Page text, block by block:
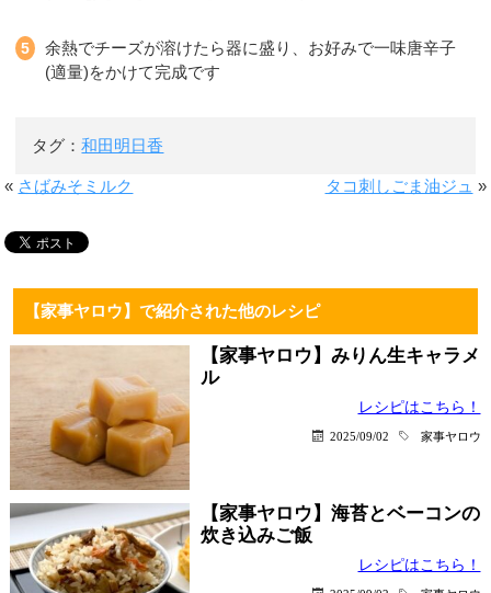
余熱でチーズが溶けたら器に盛り、お好みで一味唐辛子
(適量)をかけて完成です
タグ：和田明日香
« さばみそミルク タコ刺しごま油ジュ »
【家事ヤロウ】で紹介された他のレシピ
【家事ヤロウ】みりん生キャラメ
ル
レシピはこちら！
2025/09/02 家事ヤロウ
【家事ヤロウ】海苔とベーコンの
炊き込みご飯
レシピはこちら！